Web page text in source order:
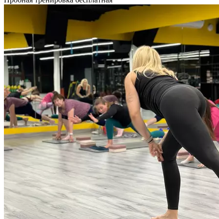
Йозефом Пилатесом в начале XX века для реабилитации
после травм. Во время тренировок одновременно
задействуются мышцы спины, ног, живота, рук, шеи.
Комплексы упражнений позволяют добиться потрясающего
результата. Пилатес направлен на улучшение координации
и осанки, развитие подвижности, гибкости суставов
и позвоночника. На занятиях присутствуют в большом
количестве дыхательные упражнения, благодаря чему после
тренировок улучшается общее физическое и эмоциональное
состояние. Продолжительность 55 минут.